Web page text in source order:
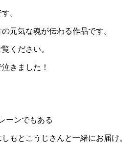
。
元気な魂が伝わる作品です。
ください。
きました！
ーンでもある
もとこうじさんと一緒にお届け。